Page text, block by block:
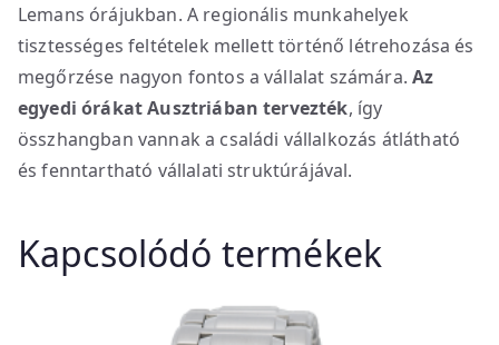
Lemans órájukban. A regionális munkahelyek
tisztességes feltételek mellett történő létrehozása és
megőrzése nagyon fontos a vállalat számára.Az
egyedi órákat Ausztriában tervezték, így
összhangban vannak a családi vállalkozás átlátható
és fenntartható vállalati struktúrájával.
Kapcsolódó termékek